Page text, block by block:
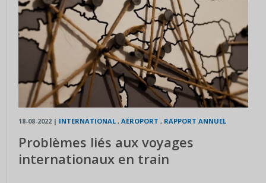
18-08-2022 | INTERNATIONAL , AÉROPORT , RAPPORT ANNUEL
Problèmes liés aux voyages
internationaux en train